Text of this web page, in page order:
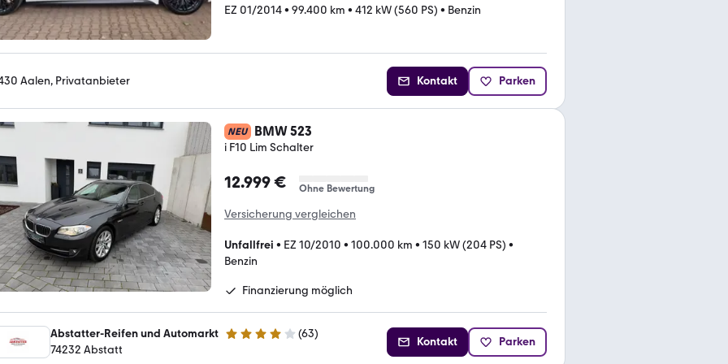
EZ 01/2014• 99.400 km • 412 kW (560 PS) • Benzin
Aalen, Privatanbieter Kontakt Parken
NEU BMW 523
i F10 Lim Schalter
12.999 € Ohne Bewertung
Versicherung vergleichen
Unfallfrei • EZ 10/2010 • 100.000 km • 150 kW (204 PS) •
Benzin
Finanzierung möglich
Abstatter-Reifen und Automarkt 4.1 Sterne (63)
74232 Abstatt
Kontakt Parken